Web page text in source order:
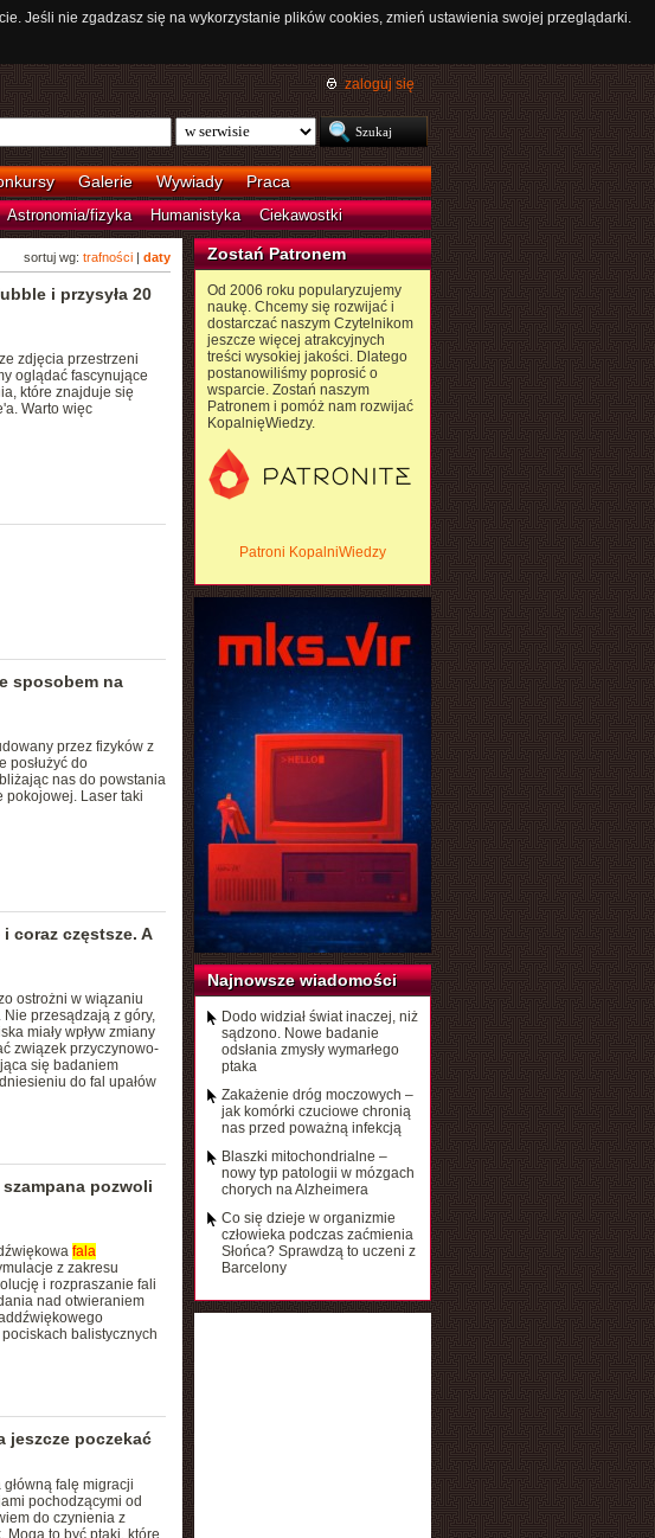
Jeśli nie zgadzasz się na wykorzystanie plików cookies, zmień ustawienia swojej przeglądarki.
zaloguj się
Galerie Wywiady Praca
Astronomia/fizyka Humanistyka Ciekawostki
sortuj wg: trafności| daty
i przysyła 20
zdjęcia przestrzeni
oglądać fascynujące
które znajduje się
Warto więc
sposobem na
przez fizyków z
posłużyć do
nas do powstania
pokojowej. Laser taki
coraz częstsze. A
ostrożni w wiązaniu
przesądzają z góry,
miały wpływ zmiany
związek przyczynowo-
się badaniem
do fal upałów
pozwoli
fala
z zakresu
i rozpraszanie fali
nad otwieraniem
balistycznych
jeszcze poczekać
falę migracji
pochodzącymi od
do czynienia z
to być ptaki, które
Zostań Patronem
Od 2006 roku popularyzujemy
naukę. Chcemy się rozwijać i
dostarczać naszym Czytelnikom
jeszcze więcej atrakcyjnych
treści wysokiej jakości. Dlatego
postanowiliśmy poprosić o
wsparcie. Zostań naszym
Patronem i pomóż nam rozwijać
KopalnięWiedzy.
Patroni KopalniWiedzy
Najnowsze wiadomości
Dodo widział świat inaczej, niż
sądzono. Nowe badanie
odsłania zmysły wymarłego
ptaka
Zakażenie dróg moczowych –
jak komórki czuciowe chronią
nas przed poważną infekcją
Blaszki mitochondrialne –
nowy typ patologii w mózgach
chorych na Alzheimera
Co się dzieje w organizmie
człowieka podczas zaćmienia
Słońca? Sprawdzą to uczeni z
Barcelony